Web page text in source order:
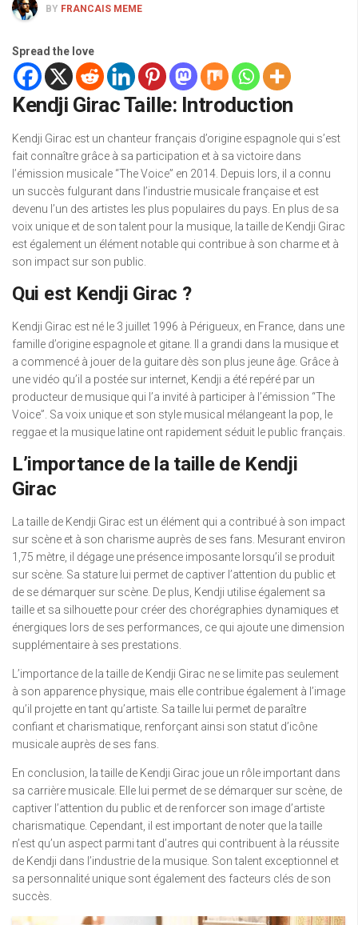
BY FRANCAIS MEME
Spread the love
Kendji Girac Taille: Introduction
Kendji Girac est un chanteur français d’origine espagnole qui s’est
fait connaître grâce à sa participation et à sa victoire dans
l’émission musicale “The Voice” en 2014. Depuis lors, il a connu
un succès fulgurant dans l’industrie musicale française et est
devenu l’un des artistes les plus populaires du pays. En plus de sa
voix unique et de son talent pour la musique, la taille de Kendji Girac
est également un élément notable qui contribue à son charme et à
son impact sur son public.
Qui est Kendji Girac ?
Kendji Girac est né le 3 juillet 1996 à Périgueux, en France, dans une
famille d’origine espagnole et gitane. Il a grandi dans la musique et
a commencé à jouer de la guitare dès son plus jeune âge. Grâce à
une vidéo qu’il a postée sur internet, Kendji a été repéré par un
producteur de musique qui l’a invité à participer à l’émission “The
Voice”. Sa voix unique et son style musical mélangeant la pop, le
reggae et la musique latine ont rapidement séduit le public français.
L’importance de la taille de Kendji
Girac
La taille de Kendji Girac est un élément qui a contribué à son impact
sur scène et à son charisme auprès de ses fans. Mesurant environ
1,75 mètre, il dégage une présence imposante lorsqu’il se produit
sur scène. Sa stature lui permet de captiver l’attention du public et
de se démarquer sur scène. De plus, Kendji utilise également sa
taille et sa silhouette pour créer des chorégraphies dynamiques et
énergiques lors de ses performances, ce qui ajoute une dimension
supplémentaire à ses prestations.
L’importance de la taille de Kendji Girac ne se limite pas seulement
à son apparence physique, mais elle contribue également à l’image
qu’il projette en tant qu’artiste. Sa taille lui permet de paraître
confiant et charismatique, renforçant ainsi son statut d’icône
musicale auprès de ses fans.
En conclusion, la taille de Kendji Girac joue un rôle important dans
sa carrière musicale. Elle lui permet de se démarquer sur scène, de
captiver l’attention du public et de renforcer son image d’artiste
charismatique. Cependant, il est important de noter que la taille
n’est qu’un aspect parmi tant d’autres qui contribuent à la réussite
de Kendji dans l’industrie de la musique. Son talent exceptionnel et
sa personnalité unique sont également des facteurs clés de son
succès.